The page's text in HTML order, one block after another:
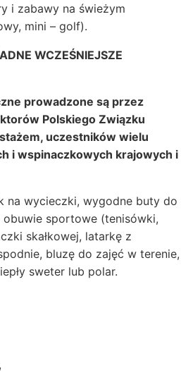
i zabawy na świeżym
mini – golf).
WCZEŚNIEJSZE
prowadzone są przez
Polskiego Związku
uczestników wielu
i wspinaczkowych krajowych i
na wycieczki, wygodne buty do
sportowe (tenisówki,
skałkowej, latarkę z
bluzę do zajęć w terenie,
sweter lub polar.